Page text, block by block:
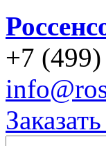
+7 (499)